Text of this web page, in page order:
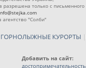
разрешена только с письменного
"Солби"
ГОРНОЛЫЖНЫЕ КУРОРТЫ |
Добавить на сайт:
достопримечательность